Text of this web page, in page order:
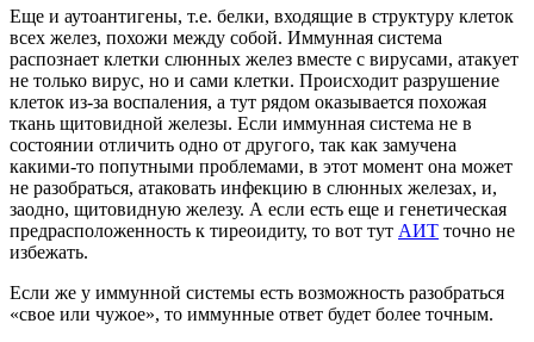
Еще и аутоантигены, т.е. белки, входящие в структуру клеток
всех желез, похожи между собой. Иммунная система
распознает клетки слюнных желез вместе с вирусами, атакует
не только вирус, но и сами клетки. Происходит разрушение
клеток из-за воспаления, а тут рядом оказывается похожая
ткань щитовидной железы. Если иммунная система не в
состоянии отличить одно от другого, так как замучена
какими-то попутными проблемами, в этот момент она может
не разобраться, атаковать инфекцию в слюнных железах, и,
заодно, щитовидную железу. А если есть еще и генетическая
предрасположенность к тиреоидиту, то вот тут АИТ точно не
избежать.
Если же у иммунной системы есть возможность разобраться
«свое или чужое», то иммунные ответ будет более точным.